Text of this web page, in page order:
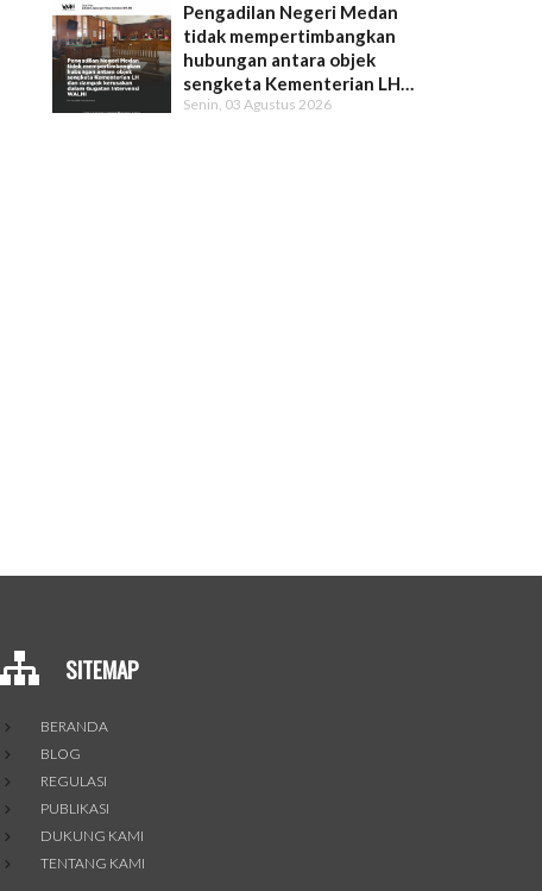
Pengadilan Negeri Medan
tidak mempertimbangkan
hubungan antara objek
sengketa Kementerian LH
dan dampak kerusakan dalam
Senin, 03 Agustus 2026
SITEMAP
BERANDA
BLOG
REGULASI
PUBLIKASI
DUKUNG KAMI
TENTANG KAMI